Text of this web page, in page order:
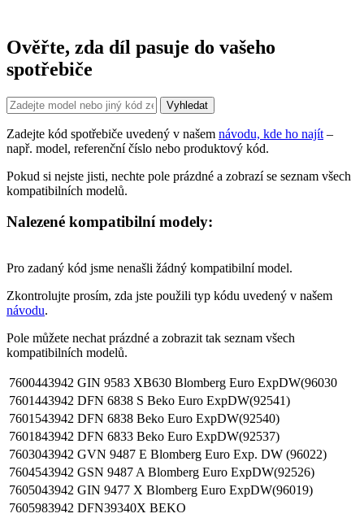
Ověřte, zda díl pasuje do vašeho
spotřebiče
Zadejte kód spotřebiče uvedený v našem návodu, kde ho najít –
např. model, referenční číslo nebo produktový kód.
Pokud si nejste jisti, nechte pole prázdné a zobrazí se seznam všech
kompatibilních modelů.
Nalezené kompatibilní modely:
Pro zadaný kód jsme nenašli žádný kompatibilní model.
Zkontrolujte prosím, zda jste použili typ kódu uvedený v našem
návodu.
Pole můžete nechat prázdné a zobrazit tak seznam všech
kompatibilních modelů.
7600443942 GIN 9583 XB630 Blomberg Euro ExpDW(96030
7601443942 DFN 6838 S Beko Euro ExpDW(92541)
7601543942 DFN 6838 Beko Euro ExpDW(92540)
7601843942 DFN 6833 Beko Euro ExpDW(92537)
7603043942 GVN 9487 E Blomberg Euro Exp. DW (96022)
7604543942 GSN 9487 A Blomberg Euro ExpDW(92526)
7605043942 GIN 9477 X Blomberg Euro ExpDW(96019)
7605983942 DFN39340X BEKO